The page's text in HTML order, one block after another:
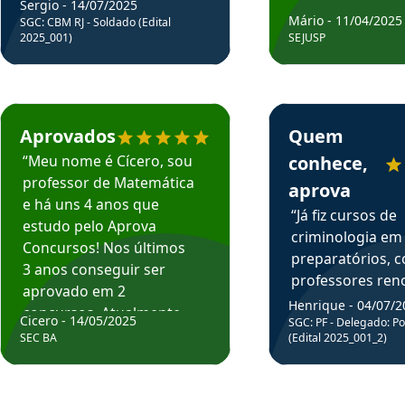
em depoimento
Sergio - 14/07/2025
SGC: CBM RJ - Soldado (Edital
2025_001)
Estudante Cicero recomenda o Aprova Concursos em depoimento
Aprovados
“Meu nome é Cícero, sou
professor de Matemática
e há uns 4 anos que
estudo pelo Aprova
Concursos! Nos últimos
3 anos conseguir ser
aprovado em 2
concursos. Atualmente,
estou atuando como
Cicero - 14/05/2025
SEC BA
Mário - 11/04/2025
SEJUSP
Estudante Henrique
Quem
conhece,
aprova
“Já fiz cursos de
criminologia em
preparatórios,
professores
fiz curso em pós
graduação.
Professor do
sem dúvida, o
Henrique - 04/07/
SGC: PF - Delegado:
(Edital 2025_001_2)